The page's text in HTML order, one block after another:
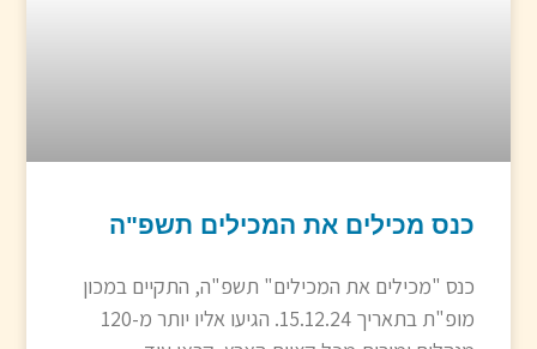
כנס מכילים את המכילים תשפ"ה
כנס "מכילים את המכילים" תשפ"ה, התקיים במכון
מופ"ת בתאריך 15.12.24. הגיעו אליו יותר מ-120